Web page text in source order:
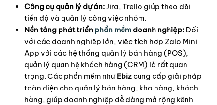
Công cụ quản lý dự án:Jira, Trello giúp theo dõi
tiến độ và quản lý công việc nhóm.
Nền tảng phát triển phần mềm doanh nghiệp:Đối
với các doanh nghiệp lớn, việc tích hợp Zalo Mini
App với các hệ thống quản lý bán hàng (POS),
quản lý quan hệ khách hàng (CRM) là rất quan
trọng. Các phần mềm như Ebiz cung cấp giải pháp
toàn diện cho quản lý bán hàng, kho hàng, khách
hàng, giúp doanh nghiệp dễ dàng mở rộng kênh